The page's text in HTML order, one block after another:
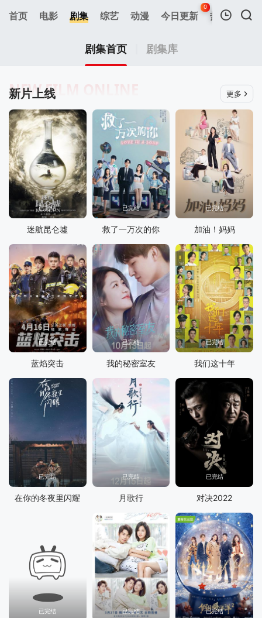
首页 电影 剧集 综艺 动漫 今日更新
0
热榜 APP
我的观影记录
暂无观看影片的记录
剧集首页 剧集库
新片上线
NEW FILM ONLINE 更多
已完结
迷航昆仑墟
已完结
救了一万次的你
已完结
加油！妈妈
已完结
蓝焰突击
已完结
我的秘密室友
已完结
我们这十年
已完结
在你的冬夜里闪耀
已完结
月歌行
已完结
对决2022
已完结 已完结 已完结